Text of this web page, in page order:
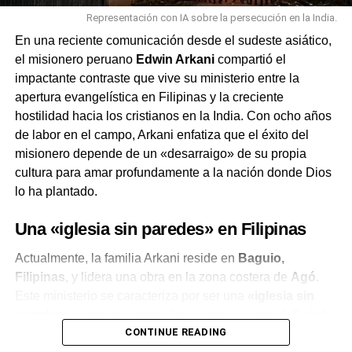
Representación con IA sobre la persecución en la India.
En una reciente comunicación desde el sudeste asiático,
el misionero peruano Edwin Arkanicompartió el
impactante contraste que vive su ministerio entre la
apertura evangelística en Filipinas y la creciente
hostilidad hacia los cristianos en la India. Con ocho años
de labor en el campo, Arkani enfatiza que el éxito del
misionero depende de un «desarraigo» de su propia
cultura para amar profundamente a la nación donde Dios
lo ha plantado.
Una «iglesia sin paredes» en Filipinas
Actualmente, la familia Arkani reside en Baguio,
Filipinas , y lidera una obra en la zona costera de Agó
a la falta de recursos, el recinto solo cuenta con un techo
CONTINUE READING